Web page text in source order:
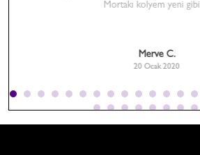
Mortakı kolyem yeni gibi
Merve C.
20 Ocak 2020